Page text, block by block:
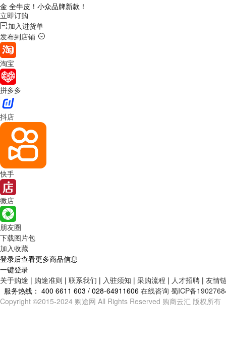
金 全牛皮！小众品牌新款！
立即订购
加入进货单
发布到店铺
淘宝
拼多多
抖店
快手
微店
朋友圈
下载图片包
加入收藏
登录后查看更多商品信息
一键登录
关于购途 | 购途准则 | 联系我们 | 入驻须知 | 采购流程 | 人才招聘 | 友情
服务热线： 400 6611 603 / 028-64911606 在线咨询 蜀ICP备
Copyright ©2015-2024 购途网 All Rights Reserved 购商云汇 版权所有